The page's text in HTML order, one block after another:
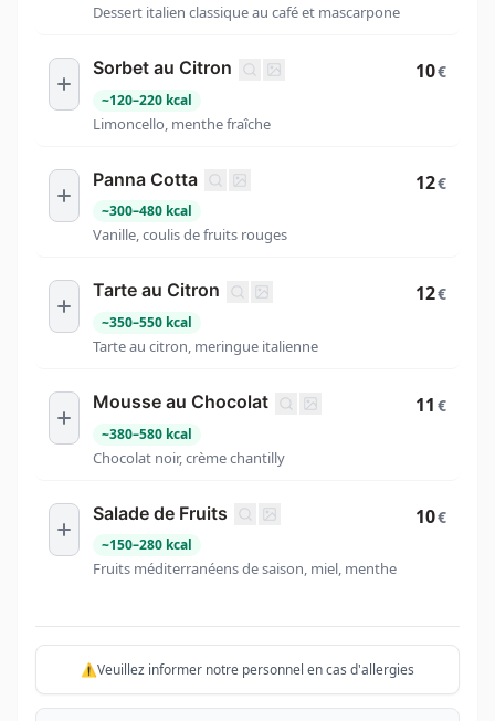
Dessert italien classique au café et mascarpone
Sorbet au Citron
~120–220 kcal
Limoncello, menthe fraîche
10€
Panna Cotta
~300–480 kcal
Vanille, coulis de fruits rouges
12€
Tarte au Citron
~350–550 kcal
Tarte au citron, meringue italienne
12€
Mousse au Chocolat
~380–580 kcal
Chocolat noir, crème chantilly
11 €
Salade de Fruits
~150–280 kcal
Fruits méditerranéens de saison, miel, menthe
10€
⚠️Veuillez informer notre personnel en cas d'allergies